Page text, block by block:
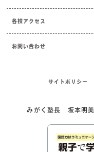
各校アクセス
お問い合わせ
サイトポリシー
みがく塾長 坂本明美